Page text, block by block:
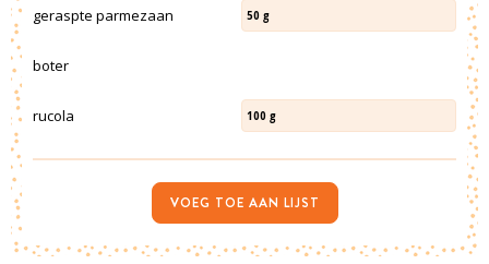
geraspte parmezaan 50 g
boter
rucola 100 g
VOEG TOE AAN LIJST